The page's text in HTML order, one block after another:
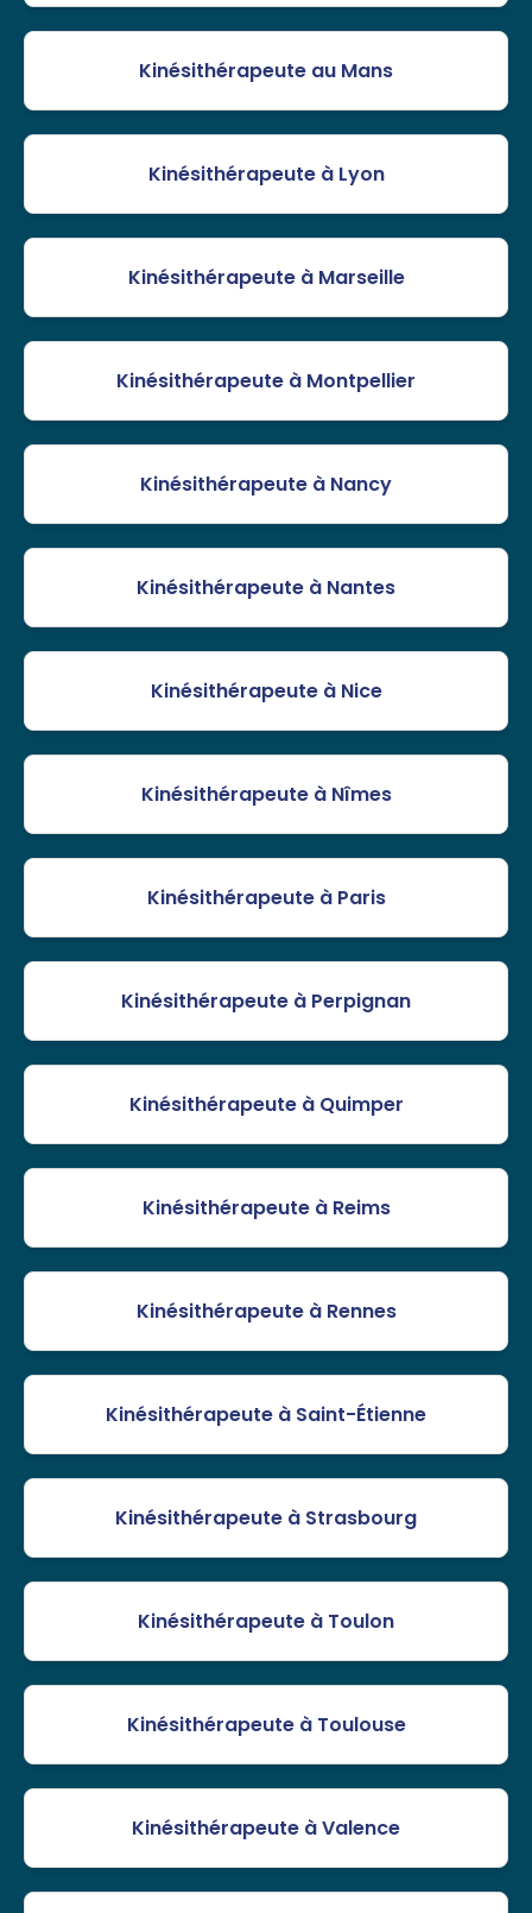
Kinésithérapeute au Mans
Kinésithérapeute à Lyon
Kinésithérapeute à Marseille
Kinésithérapeute à Montpellier
Kinésithérapeute à Nancy
Kinésithérapeute à Nantes
Kinésithérapeute à Nice
Kinésithérapeute à Nîmes
Kinésithérapeute à Paris
Kinésithérapeute à Perpignan
Kinésithérapeute à Quimper
Kinésithérapeute à Reims
Kinésithérapeute à Rennes
Kinésithérapeute à Saint-Étienne
Kinésithérapeute à Strasbourg
Kinésithérapeute à Toulon
Kinésithérapeute à Toulouse
Kinésithérapeute à Valence